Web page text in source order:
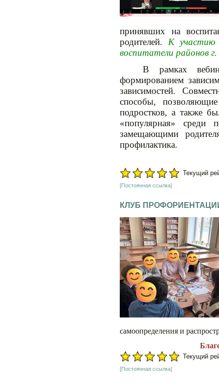
принявших на
родителей. К участию
воспитатели районов
В рамках
формированием
зависимостей.
способы,
подростков, а также
«популярная» среди
замещающими
профилактика.
Текущий
[Постоянная ссылка]
КЛУБ
самоопределения и
Текущий
[Постоянная ссылка]